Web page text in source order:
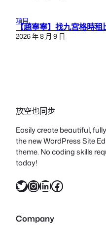
項目
【趙寧寧】找九宮格時
2026 年 8 月 9 日
放空也同步
Easily create beautiful,
the new WordPress Site
theme. No coding skills
today!
X InstagramLinkedIn Facebook
Company